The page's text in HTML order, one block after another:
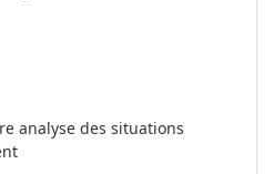
analyse des situations